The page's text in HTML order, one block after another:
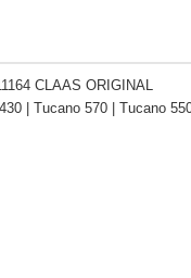
CLAAS ORIGINAL
| Tucano 570 | Tucano